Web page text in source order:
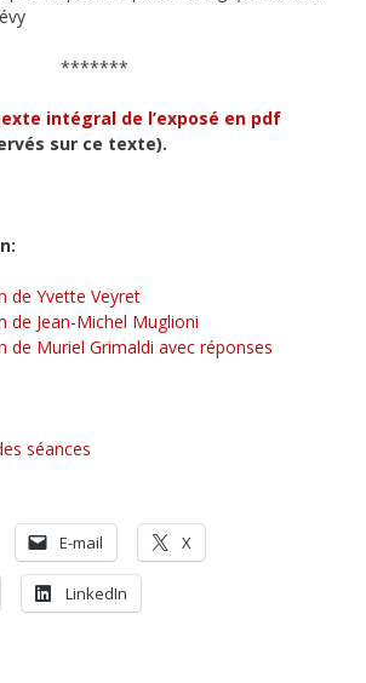
*******
intégral de l’exposé en pdf
sur ce texte).
de Yvette Veyret
de Jean-Michel Muglioni
de Muriel Grimaldi avec réponses
séances
E-mail X
LinkedIn